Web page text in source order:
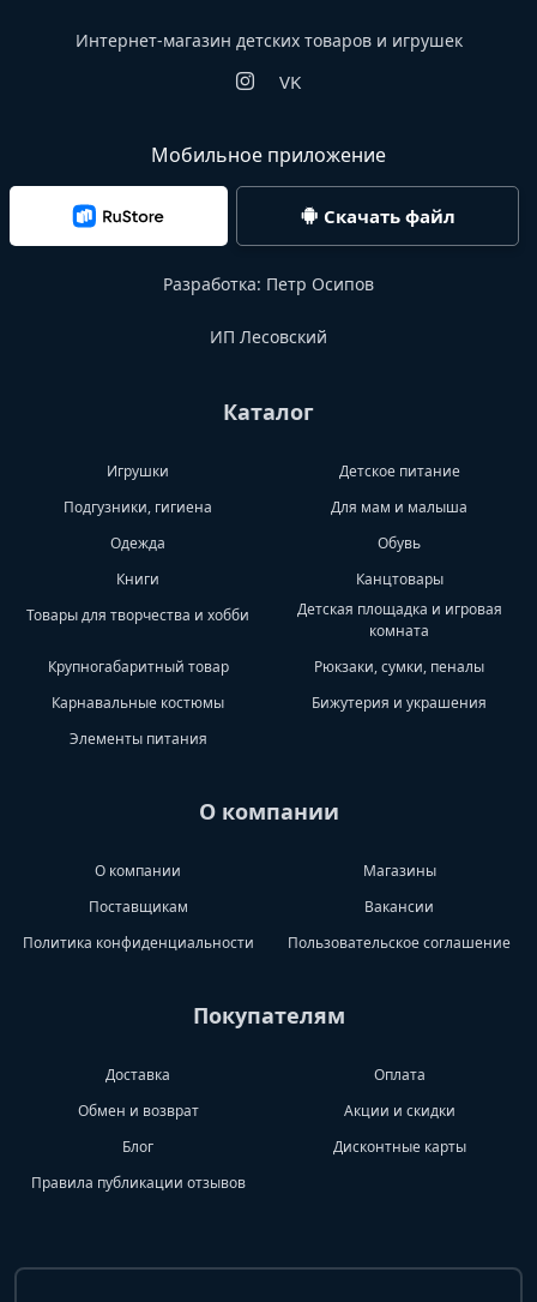
Интернет-магазин детских товаров и игрушек
VK
Мобильное приложение
Скачать файл
Разработка: Петр Осипов
ИП Лесовский
Каталог
Игрушки
Детское питание
Подгузники, гигиена
Для мам и малыша
Одежда
Обувь
Книги
Канцтовары
Товары для творчества и хобби
Детская площадка и игровая
комната
Крупногабаритный товар
Рюкзаки, сумки, пеналы
Карнавальные костюмы
Бижутерия и украшения
Элементы питания
О компании
О компании
Магазины
Поставщикам
Вакансии
Политика конфиденциальности
Пользовательское соглашение
Покупателям
Доставка
Оплата
Обмен и возврат
Акции и скидки
Блог
Дисконтные карты
Правила публикации отзывов